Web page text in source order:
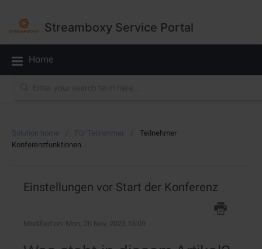
Streamboxy Service Portal
Home
Solution home Für Teilnehmer
Teilnehmer
Konferenzfunktionen
Einstellungen vor Start der Konferenz
Modified on: Mon, 20 Nov, 2023 15:09